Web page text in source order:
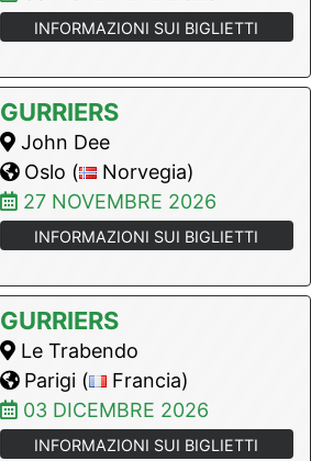
INFORMAZIONI SUI BIGLIETTI
GURRIERS
John Dee
Oslo (
Norvegia)
27 NOVEMBRE 2026
INFORMAZIONI SUI BIGLIETTI
GURRIERS
Le Trabendo
Parigi (
Francia)
03 DICEMBRE 2026
INFORMAZIONI SUI BIGLIETTI